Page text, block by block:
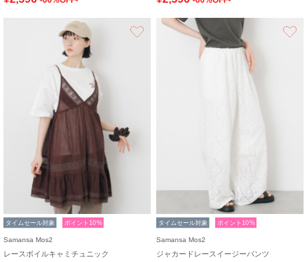
お気に入り
タイムセール対象 ポイント10%
Samansa Mos2
レースボイルキャミチュニック
タイムセール対象 ポイント10%
Samansa Mos2
ジャカードレースイージーパンツ